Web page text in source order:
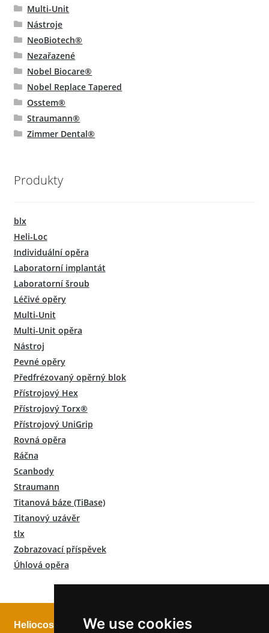
We use cookies
Multi-Unit
Nástroje
NeoBiotech®
Nezařazené
Nobel Biocare®
Nobel Replace Tapered
Osstem®
Straumann®
Zimmer Dental®
Produkty
blx
Heli-Loc
Individuální opěra
Laboratorní implantát
Laboratorní šroub
Léčivé opěry
Multi-Unit
Multi-Unit opěra
Nástroj
Pevné opěry
Předfrézovaný opěrný blok
Přístrojový Hex
Přístrojový Torx®
Přístrojový UniGrip
Rovná opěra
Ráčna
Scanbody
Straumann
Titanová báze (TiBase)
Titanový uzávěr
tlx
Zobrazovací příspěvek
Úhlová opěra
Heliocos GmbH Právní Následuj nás!